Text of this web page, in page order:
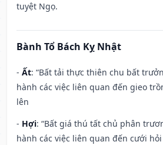
tuyệt Ngọ.
Bành Tổ Bách Kỵ Nhật
- Ất: “Bất tải thực thiên chu bất
hành các việc liên quan đến gieo
lên
- Hợi: “Bất giá thú tất chủ phân
hành các việc liên quan đến cưới